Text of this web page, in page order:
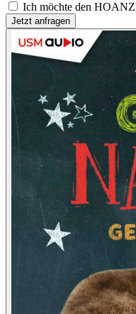
Ich möchte den